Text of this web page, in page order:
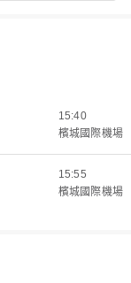
15:40
檳城國際機場
15:55
檳城國際機場